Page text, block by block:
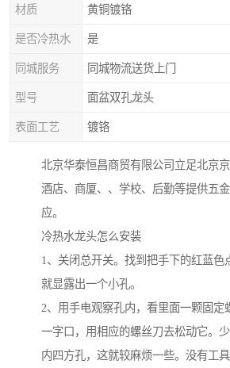
材质 黄铜镀铬
是否冷热水 是
同城服务 同城物流送货上门
型号 面盆双孔龙头
表面工艺 镀铬
北京华泰恒昌商贸有限公司立足北京京
酒店、商厦、、学校、后勤等提供五
应。
冷热水龙头怎么安装
1、关闭总开关。找到把手下的红蓝色
就显露出一个小孔。
2、用手电观察孔内，看里面一颗固定
一字口，用相应的螺丝刀去松动它。
内四方孔，这就较麻烦一些。没有工